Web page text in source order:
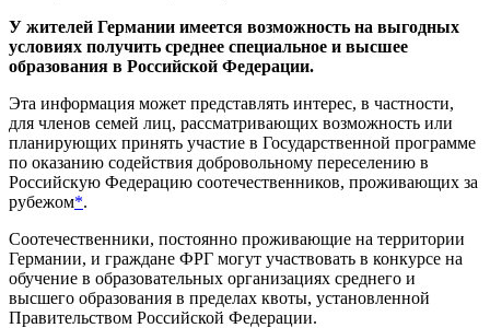
У жителей Германии имеется возможность на выгодных
условиях получить среднее специальное и высшее
образования в Российской Федерации.
Эта информация может представлять интерес, в частности,
для членов семей лиц, рассматривающих возможность или
планирующих принять участие в Государственной программе
по оказанию содействия добровольному переселению в
Российскую Федерацию соотечественников, проживающих за
рубежом*.
Соотечественники, постоянно проживающие на территории
Германии, и граждане ФРГ могут участвовать в конкурсе на
обучение в образовательных организациях среднего и
высшего образования в пределах квоты, установленной
Правительством Российской Федерации.